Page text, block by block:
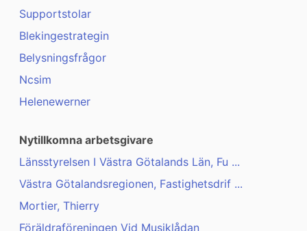
Supportstolar
Blekingestrategin
Belysningsfrågor
Ncsim
Helenewerner
Nytillkomna arbetsgivare
Länsstyrelsen I Västra Götalands Län, Fu ...
Västra Götalandsregionen, Fastighetsdrif ...
Mortier, Thierry
Föräldraföreningen Vid Musiklådan